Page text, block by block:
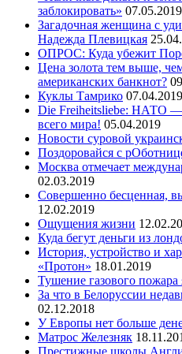
заблокировать» 07.05.2019
Загадочная женщина с
Надежда Плевицкая
ОПРОС: Куда убежит
Цена золота тем выше,
американских банкнот?
Куклы Тамрико 07.04.2019
Die Freiheitsliebe: НАТО —
всего мира! 05.04.2019
Новости суровой
Поздоровайся с
Москва отмечает
02.03.2019
Совершенно бесценная,
12.02.2019
Ощущения жизни
Куда бегут деньги из
История, устройство и
«Протон» 18.01.2019
Тушение газового
За что в Белоруссии
02.12.2018
У Европы нет больше
Матрос Железняк
Престижные школы